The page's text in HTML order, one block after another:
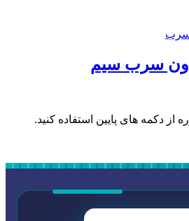
سرب سیم
دکمه های پایین استفاده کنید.